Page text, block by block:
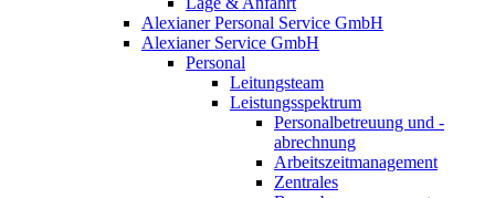
Alexianer Personal Service GmbH
Alexianer Service GmbH
Personal
Leitungsteam
Leistungsspektrum
Personalbetreuung und -
abrechnung
Arbeitszeitmanagement
Zentrales